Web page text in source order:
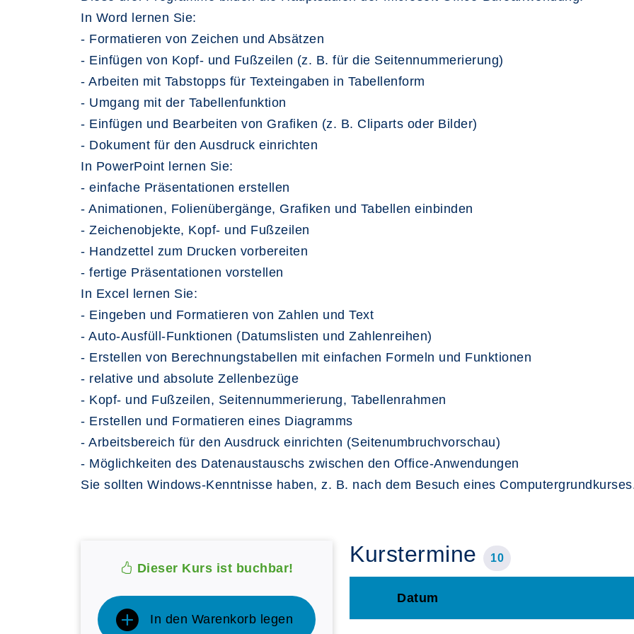
In Word lernen Sie:
- Formatieren von Zeichen und Absätzen
- Einfügen von Kopf- und Fußzeilen (z. B. für die Seitennummerierung)
- Arbeiten mit Tabstopps für Texteingaben in Tabellenform
- Umgang mit der Tabellenfunktion
- Einfügen und Bearbeiten von Grafiken (z. B. Cliparts oder Bilder)
- Dokument für den Ausdruck einrichten
In PowerPoint lernen Sie:
- einfache Präsentationen erstellen
- Animationen, Folienübergänge, Grafiken und Tabellen einbinden
- Zeichenobjekte, Kopf- und Fußzeilen
- Handzettel zum Drucken vorbereiten
- fertige Präsentationen vorstellen
In Excel lernen Sie:
- Eingeben und Formatieren von Zahlen und Text
- Auto-Ausfüll-Funktionen (Datumslisten und Zahlenreihen)
- Erstellen von Berechnungstabellen mit einfachen Formeln und Funktionen
- relative und absolute Zellenbezüge
- Kopf- und Fußzeilen, Seitennummerierung, Tabellenrahmen
- Erstellen und Formatieren eines Diagramms
- Arbeitsbereich für den Ausdruck einrichten (Seitenumbruchvorschau)
- Möglichkeiten des Datenaustauschs zwischen den Office-Anwendungen
Sie sollten Windows-Kenntnisse haben, z. B. nach dem Besuch eines
Dieser Kurs ist buchbar!
In den Warenkorb legen
Kurstermine 10
Datum